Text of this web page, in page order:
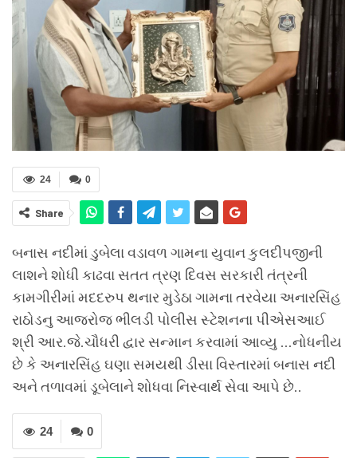
0
24
Share
બનાસ નદીમાં ડુબેલા વડાવળ ગામના યુવાન કુલદીપજીની
લાશને શોધી કાઢવા સતત ત્રણ દિવસ સરકારી તંત્રની
કામગીરીમાં મદદરુપ થનાર મુડેઠા ગામના તરવેયા અનારસિંહ
રાઠોડનુ આજરોજ ભીલડી પોલીસ સ્ટેશનના પીએસઆઈ
શ્રી આર.જે.ચૌધરી દ્વાર સન્માન કરવામાં આવ્યુ …નોધનીય
છે કે અનારસિંહ ઘણા સમયથી ડીસા વિસ્તારમાં બનાસ નદી
અને તળાવમાં ડૂબેલાને શોધવા નિસ્વાર્થ સેવા આપે છે..
0
24